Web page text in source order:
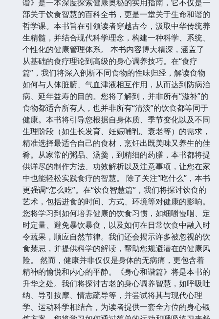
谐》是一本深度探索健康奥秘的实用指南，它不仅是一
部关于饮食智慧的百科全书，更是一堂关于生命和谐的
哲学课。本书旨在引领读者穿越古今，汲取中华传统养
生精髓，并结合现代科学理念，构建一种科学、系统、
个性化的健康管理体系。 本书内容博大精深，涵盖了
从基础的食疗理论到高级的身心调养技巧。在“食疗
篇”，我们将深入剖析不同食物的性味归经，解读食物
如何与人体脏腑、气血津液相互作用，从而达到防病治
病、延年益寿的目的。您将了解到，并非所有“滋补”的
食物都适合所有人，也并非所有“清淡”的饮食都等同于
健康。本书将引导您根据自身体质、季节变化以及不同
生理阶段（如生长发育、妊娠哺乳、衰老等）的需求，
精准选择最适合自己的食材，烹饪出既美味又养生的佳
肴。从家常的粥品、汤羹，到精细的药膳，本书都将提
供详尽的制作方法、功效解析以及注意事项，让您在家
中也能轻松实践食疗的智慧。 除了关注“吃什么”，本书
更强调“怎么吃”。在“饮食智慧篇”，我们将探讨饮食的
艺术，包括进食的时间、方式、环境等对健康的影响。
您将学习到如何培养健康的饮食习惯，如细嚼慢咽、定
时定量、避免暴饮暴食，以及如何在日常饮食中融入时
令蔬果，顺应自然节律。我们还会揭示许多被忽视的饮
食禁忌，并提供科学的解读，帮助您规避潜在的健康风
险。 然而，健康并非仅仅是身体的无病痛，更包含着
精神的愉悦和内心的平静。《身心和谐篇》将是本书的
升华之处。我们将探讨古老的身心调养智慧，如呼吸吐
纳、导引按摩、情志疏导等，并尝试将其与现代心理
学、运动科学相结合，为读者提供一套全方位的身心锻